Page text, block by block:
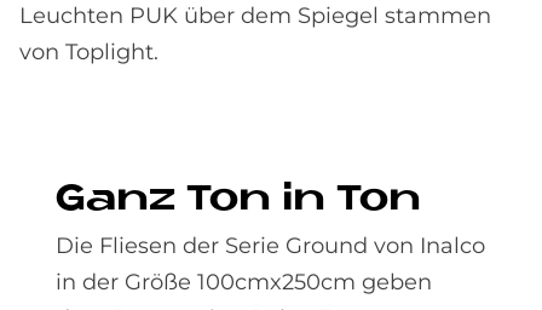
Leuchten PUK über dem Spiegel stammen
von Toplight.
Ganz Ton in Ton
Die Fliesen der Serie Ground von Inalco
in der Größe 100cmx250cm geben